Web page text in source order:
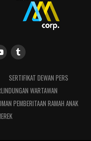
SERTIFIKAT DEWAN PERS
WARTAWAN
PEMBERITAAN RAMAH ANAK